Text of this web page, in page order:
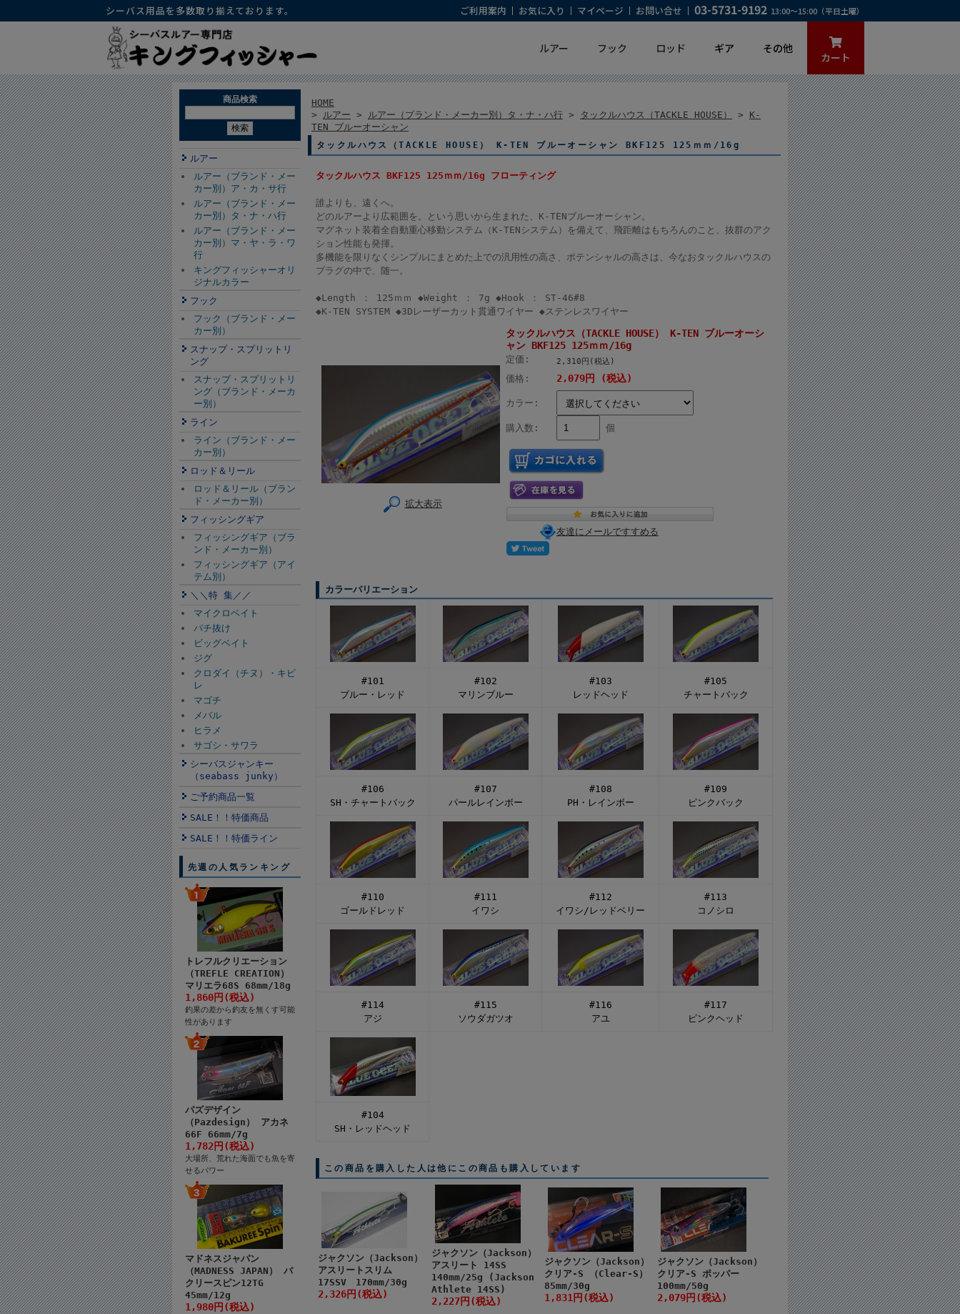
シーバス用品を多数取り揃えております。 ご利用案内 お気に入り マイページ お問い合せ 03-5731-9192 13:00～15:00（平日土曜）
ルアー フック ロッド ギア その他
カート
商品検索
ルアー
ルアー（ブランド・メー
カー別）ア・カ・サ行
ルアー（ブランド・メー
カー別）タ・ナ・ハ行
ルアー（ブランド・メー
カー別）マ・ヤ・ラ・ワ
行
キングフィッシャーオリ
ジナルカラー
フック
フック（ブランド・メー
カー別）
スナップ・スプリットリ
ング
スナップ・スプリットリ
ング（ブランド・メーカ
ー別）
ライン
ライン（ブランド・メー
カー別）
ロッド＆リール
ロッド＆リール（ブラン
ド・メーカー別）
フィッシングギア
フィッシングギア（ブラ
ンド・メーカー別）
フィッシングギア（アイ
テム別）
＼＼特 集／／
マイクロベイト
バチ抜け
ビッグベイト
ジグ
クロダイ（チヌ）・キビ
レ
マゴチ
メバル
ヒラメ
サゴシ・サワラ
シーバスジャンキー
（seabass junky）
ご予約商品一覧
SALE！！特価商品
SALE！！特価ライン
先週の人気ランキング
トレフルクリエーション
（TREFLE CREATION）
マリエラ68S 68mm/18g
1,860円(税込)
釣果の差から釣友を無くす可能
性があります
パズデザイン
（Pazdesign） アカネ
66F 66mm/7g
1,782円(税込)
大場所、荒れた海面でも魚を寄
せるパワー
マドネスジャパン
（MADNESS JAPAN） バ
クリースピン12TG
45mm/12g
1,980円(税込)
HOME
> ルアー > ルアー（ブランド・メーカー別）タ・ナ・ハ行 > タックルハウス（TACKLE HOUSE） > K-
TEN ブルーオーシャン
タックルハウス（TACKLE HOUSE） K-TEN ブルーオーシャン BKF125 125ｍｍ/16g
タックルハウス BKF125 125ｍｍ/16g フローティング
誰よりも、遠くへ。
どのルアーより広範囲を。という思いから生まれた、K-TENブルーオーシャン。
マグネット装着全自動重心移動システム（K-TENシステム）を備えて、飛距離はもちろんのこと、抜群のアク
ション性能も発揮。
多機能を限りなくシンプルにまとめた上での汎用性の高さ、ポテンシャルの高さは、今なおタックルハウスの
プラグの中で、随一。
◆Length ： 125ｍｍ ◆Weight ： 7g ◆Hook ： ST-46#8
◆K-TEN SYSTEM ◆3Dレーザーカット貫通ワイヤー ◆ステンレスワイヤー
拡大表示
タックルハウス（TACKLE HOUSE） K-TEN ブルーオーシ
ャン BKF125 125ｍｍ/16g
定価: 2,310円(税込)
価格: 2,079円 (税込)
カラー:
購入数: 個
友達にメールですすめる
カラーバリエーション
#101
ブルー・レッド
#102
マリンブルー
#103
レッドヘッド
#105
チャートバック
#106
SH・チャートバック
#107
パールレインボー
#108
PH・レインボー
#109
ピンクバック
#110
ゴールドレッド
#111
イワシ
#112
イワシ/レッドベリー
#113
コノシロ
#114
アジ
#115
ソウダガツオ
#116
アユ
#117
ピンクヘッド
#104
SH・レッドヘッド
この商品を購入した人は他にこの商品も購入しています
ジャクソン（Jackson）
アスリートスリム
17SSV 170mm/30g
2,326円(税込)
ジャクソン（Jackson）
アスリート 14SS
140mm/25g (Jackson
Athlete 14SS)
2,227円(税込)
ジャクソン（Jackson）
クリア-S （Clear-S）
85mm/30g
1,831円(税込)
ジャクソン（Jackson）
クリア-S ポッパー
100mm/50g
2,079円(税込)